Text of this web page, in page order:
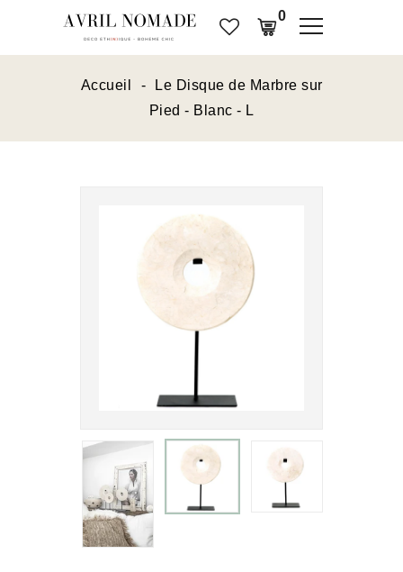
0
Accueil
Le Disque de Marbre sur
Pied - Blanc - L